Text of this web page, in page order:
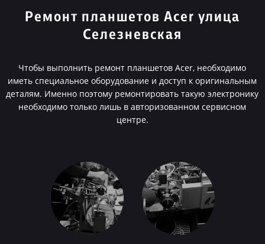
Ремонт планшетов Acer улица
Селезневская
Чтобы выполнить ремонт планшетов Acer, необходимо
иметь специальное оборудование и доступ к оригинальным
деталям. Именно поэтому ремонтировать такую электронику
необходимо только лишь в авторизованном сервисном
центре.